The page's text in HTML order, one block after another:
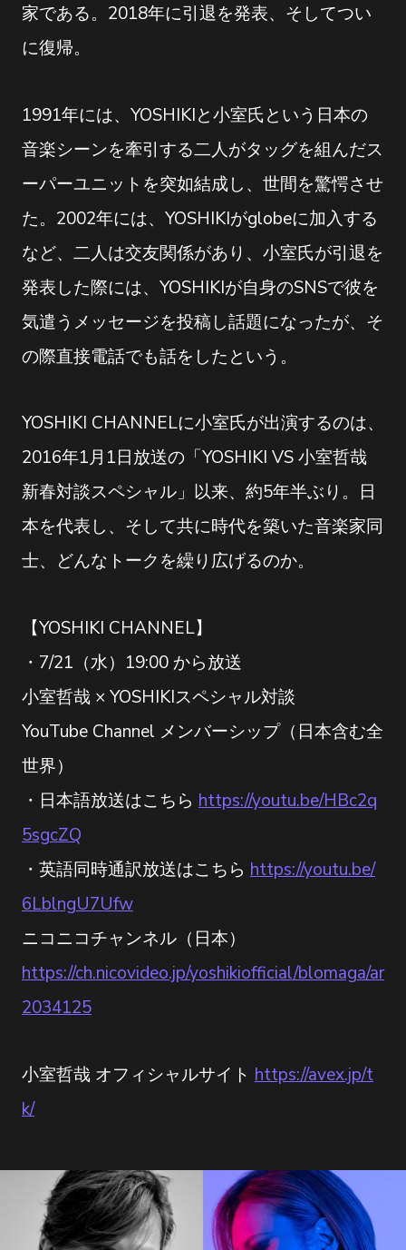
家である。2018年に引退を発表、そしてつい
に復帰。
1991年には、YOSHIKIと小室氏という日本の
音楽シーンを牽引する二人がタッグを組んだス
ーパーユニットを突如結成し、世間を驚愕させ
た。2002年には、YOSHIKIがglobeに加入する
など、二人は交友関係があり、小室氏が引退を
発表した際には、YOSHIKIが自身のSNSで彼を
気遣うメッセージを投稿し話題になったが、そ
の際直接電話でも話をしたという。
YOSHIKI CHANNELに小室氏が出演するのは、
2016年1月1日放送の「YOSHIKI VS 小室哲哉
新春対談スペシャル」以来、約5年半ぶり。日
本を代表し、そして共に時代を築いた音楽家同
士、どんなトークを繰り広げるのか。
【YOSHIKI CHANNEL】
・7/21（水）19:00 から放送
小室哲哉 × YOSHIKIスペシャル対談
YouTube Channel メンバーシップ（日本含む全
世界）
・日本語放送はこちら https://youtu.be/HBc2q
5sgcZQ
・英語同時通訳放送はこちら https://youtu.be/
6LblngU7Ufw
ニコニコチャンネル（日本）
https://ch.nicovideo.jp/yoshikiofficial/blomaga/ar
2034125
小室哲哉 オフィシャルサイト https://avex.jp/t
k/